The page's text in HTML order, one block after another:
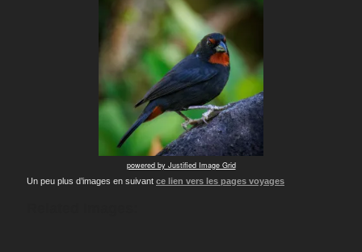
powered by Justified Image Grid
Un peu plus d’images en suivant ce lien vers les pages voyages